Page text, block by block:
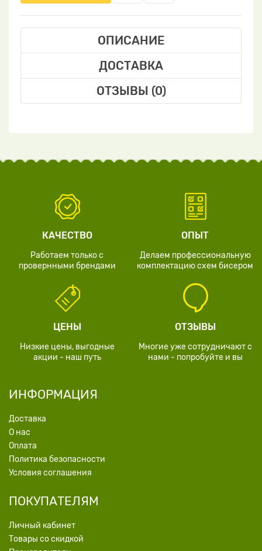
ОПИСАНИЕ
ДОСТАВКА
ОТЗЫВЫ (0)
КАЧЕСТВО
Работаем только с
провернными брендами
ОПЫТ
Делаем профессиональную
комплектацию схем бисером
ЦЕНЫ
Низкие цены, выгодные
акции - наш путь
ОТЗЫВЫ
Многие уже сотрудничают с
нами - попробуйте и вы
ИНФОРМАЦИЯ
Доставка
О нас
Оплата
Политика безопасности
Условия соглашения
ПОКУПАТЕЛЯМ
Личный кабинет
Товары со скидкой